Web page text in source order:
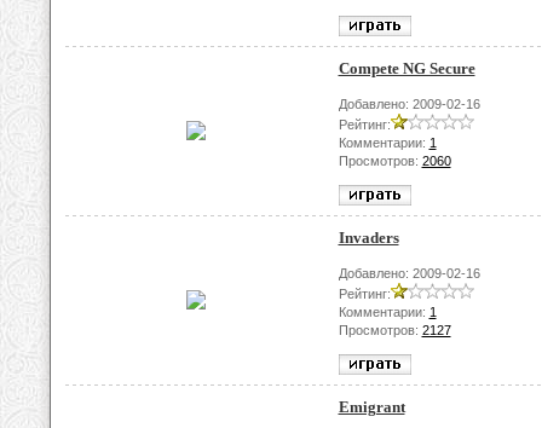
Compete NG Secure
Добавлено: 2009-02-16
Рейтинг:
Комментарии: 1
Просмотров: 2060
Invaders
Добавлено: 2009-02-16
Рейтинг:
Комментарии: 1
Просмотров: 2127
Emigrant